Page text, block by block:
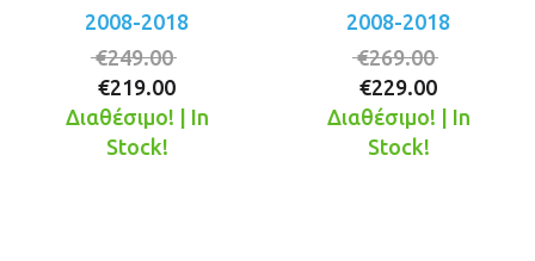
2008-2018
€249.00
was:
€219.00
τρέχουσα
Διαθέσιμο! | In
Stock!
2008-2018
€269.00
was:
€229.00
Διαθέσιμο! | In
Stock!